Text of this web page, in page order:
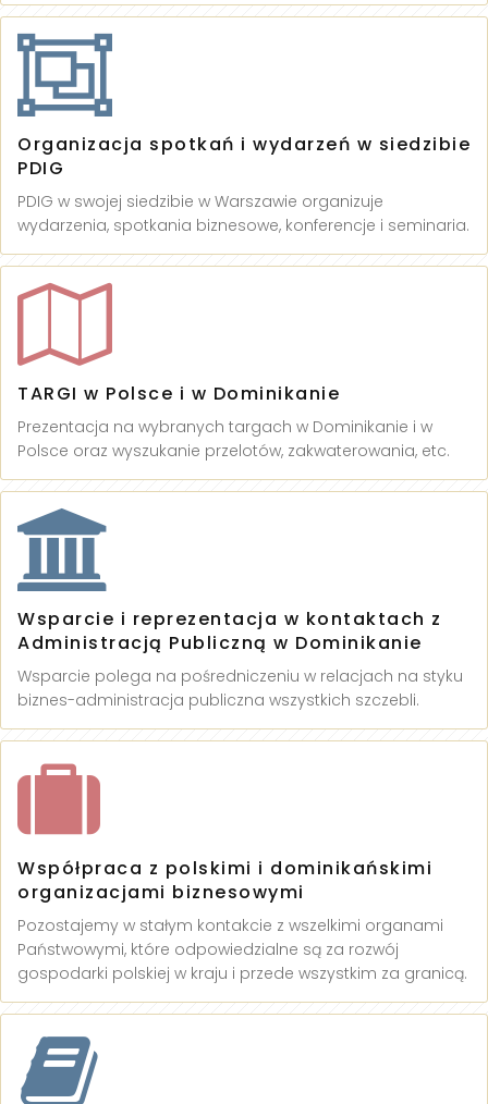
Organizacja spotkań i wydarzeń w siedzibie
PDIG
PDIG w swojej siedzibie w Warszawie organizuje
wydarzenia, spotkania biznesowe, konferencje i seminaria.
TARGI w Polsce i w Dominikanie
Prezentacja na wybranych targach w Dominikanie i w
Polsce oraz wyszukanie przelotów, zakwaterowania, etc.
Wsparcie i reprezentacja w kontaktach z
Administracją Publiczną w Dominikanie
Wsparcie polega na pośredniczeniu w relacjach na styku
biznes-administracja publiczna wszystkich szczebli.
Współpraca z polskimi i dominikańskimi
organizacjami biznesowymi
Pozostajemy w stałym kontakcie z wszelkimi organami
Państwowymi, które odpowiedzialne są za rozwój
gospodarki polskiej w kraju i przede wszystkim za granicą.